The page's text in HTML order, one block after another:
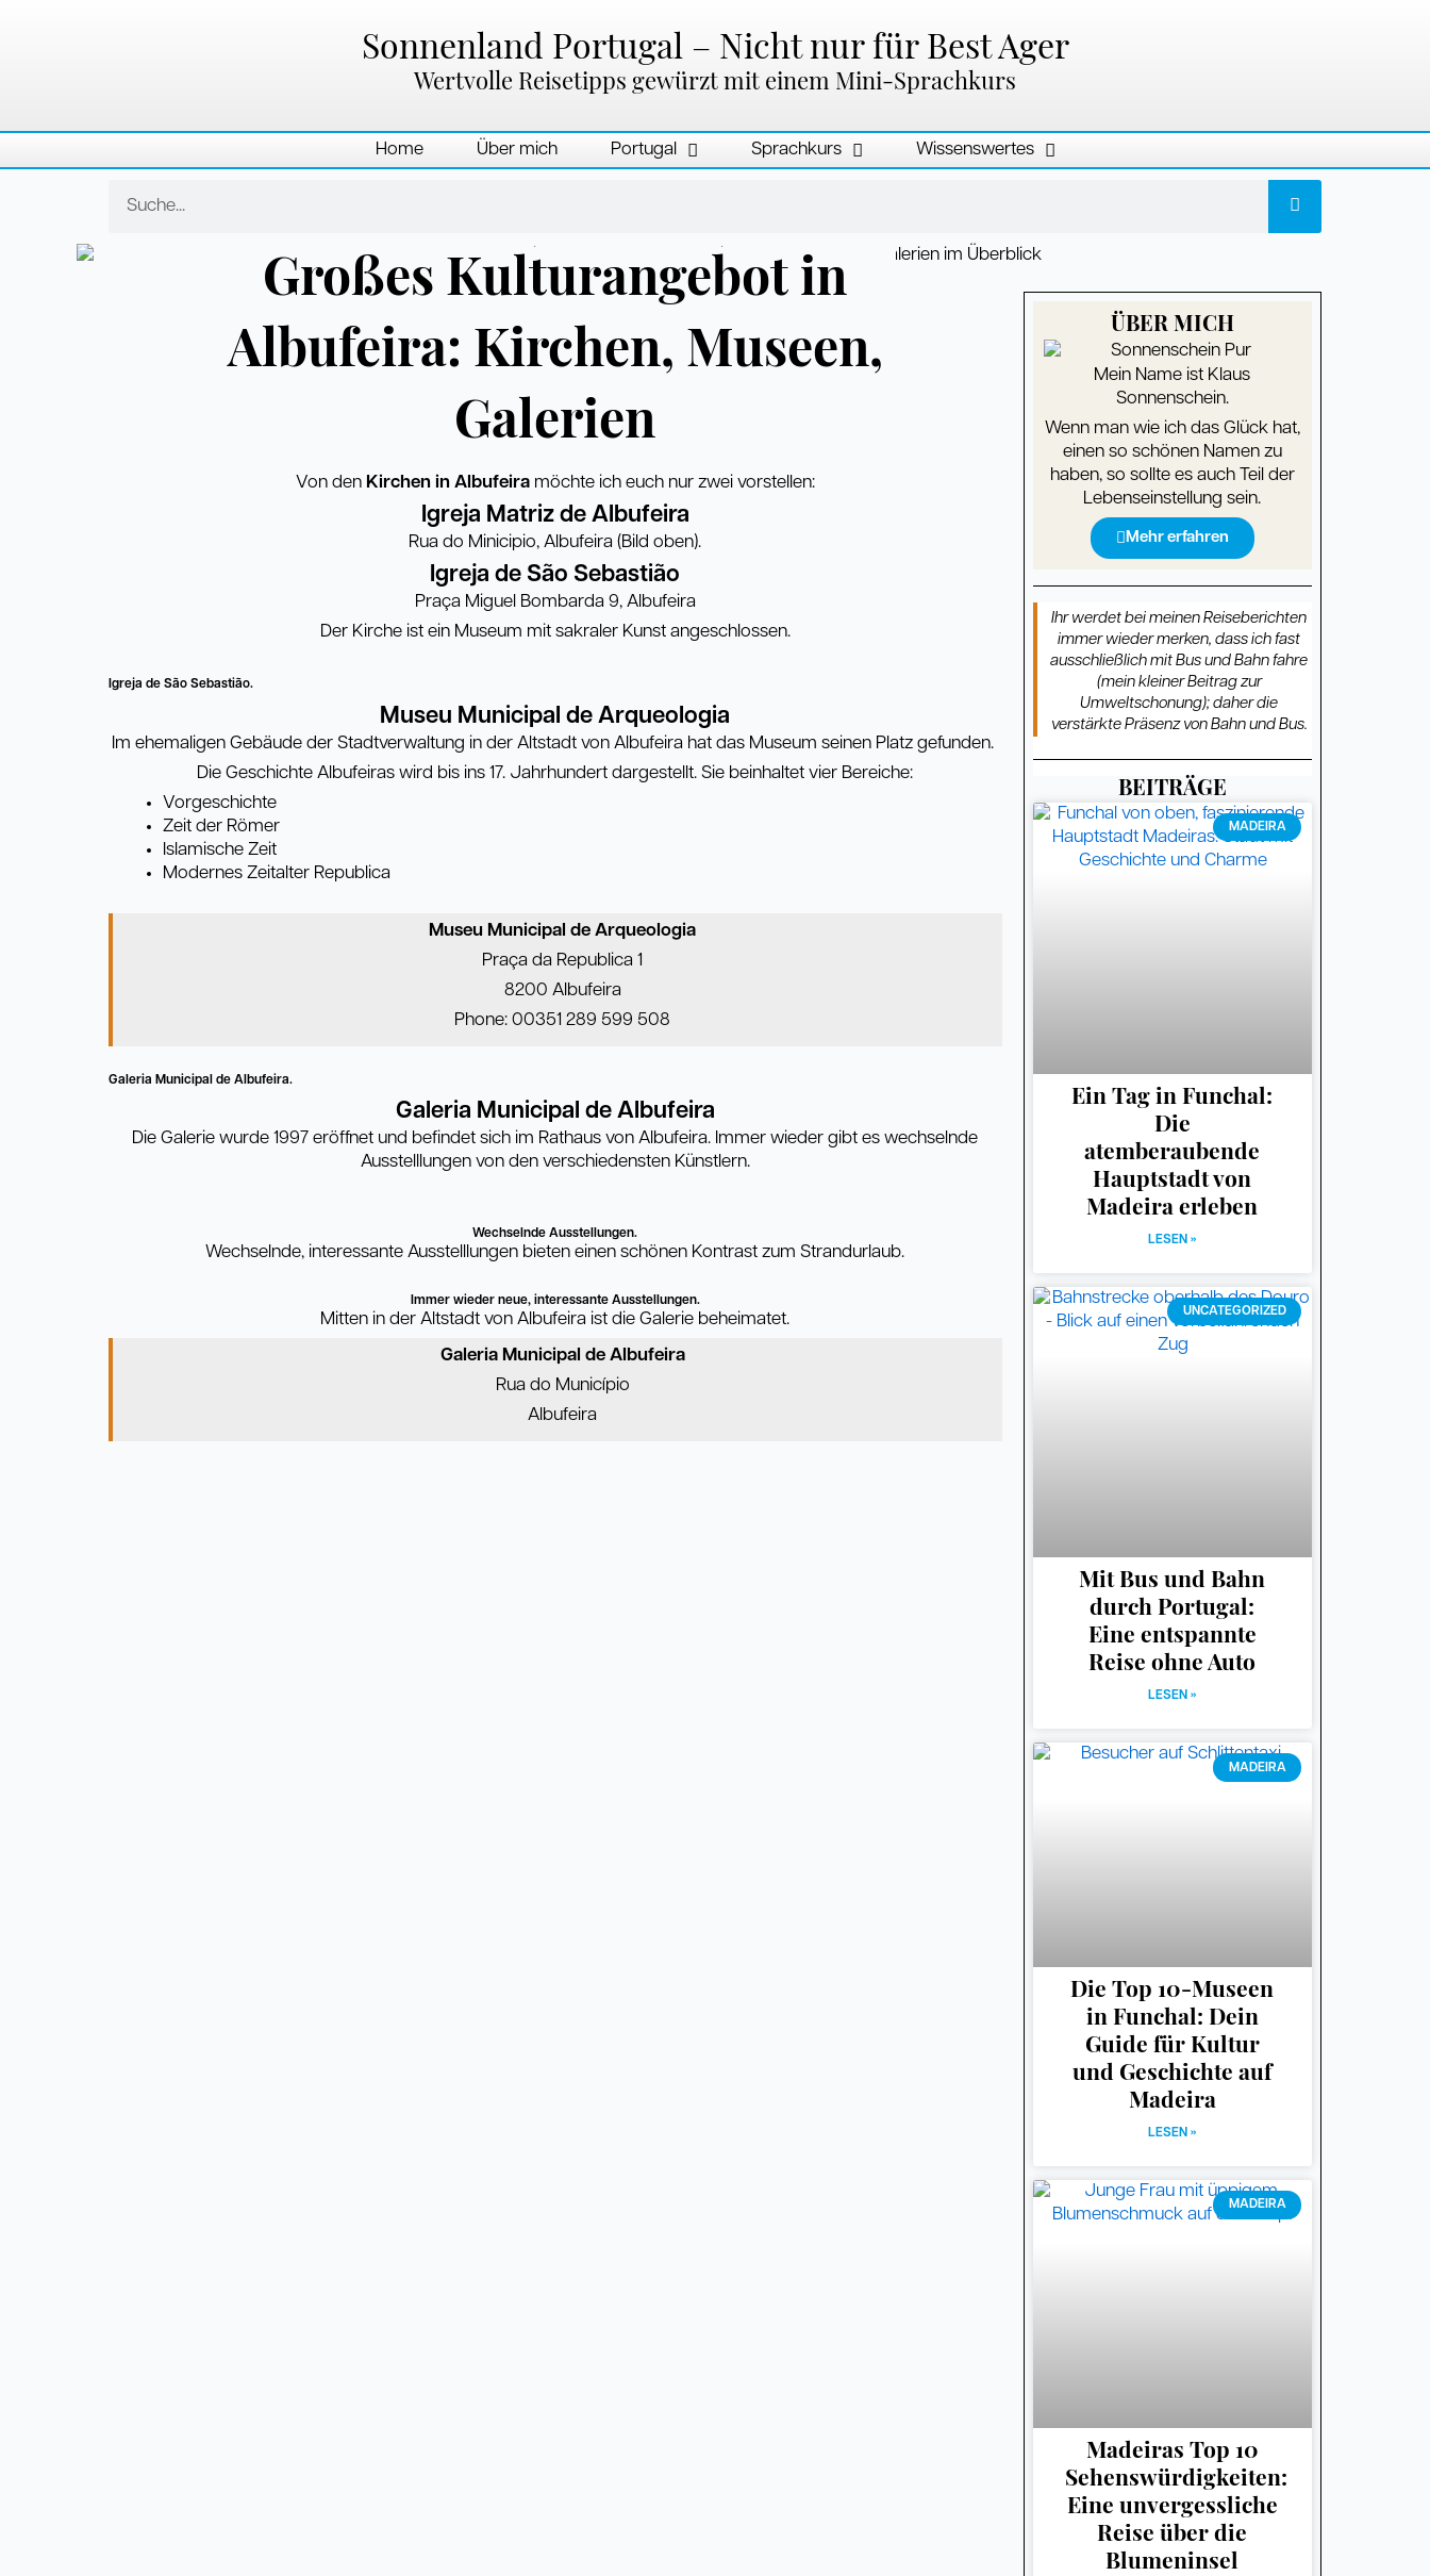
Sonnenland Portugal – Nicht nur für Best Ager
Wertvolle Reisetipps gewürzt mit einem Mini-Sprachkurs
Home Über mich Portugal Sprachkurs Wissenswertes
Großes Kulturangebot in
Albufeira: Kirchen, Museen,
Galerien
Von denKirchen in Albufeira möchte ich euch nur zwei vorstellen:
Igreja Matriz de Albufeira
Rua do Minicipio, Albufeira (Bild oben).
Igreja de São Sebastião
Praça Miguel Bombarda 9, Albufeira
Der Kirche ist ein Museum mit sakraler Kunst angeschlossen.
Igreja de São Sebastião.
Museu Municipal de Arqueologia
Im ehemaligen Gebäude der Stadtverwaltung in der Altstadt von Albufeira hat das Museum seinen Platz gefunden.
Die Geschichte Albufeiras wird bis ins 17. Jahrhundert dargestellt. Sie beinhaltet vier Bereiche:
Vorgeschichte
Zeit der Römer
Islamische Zeit
Modernes Zeitalter Republica
Museu Municipal de Arqueologia
Praça da Republica 1
8200 Albufeira
Phone: 00351 289 599 508
Galeria Municipal de Albufeira.
Galeria Municipal de Albufeira
Die Galerie wurde 1997 eröffnet und befindet sich im Rathaus von Albufeira. Immer wieder gibt es wechselnde
Ausstelllungen von den verschiedensten Künstlern.
Wechselnde Ausstellungen.
Wechselnde, interessante Ausstelllungen bieten einen schönen Kontrast zum Strandurlaub.
Immer wieder neue, interessante Ausstellungen.
Mitten in der Altstadt von Albufeira ist die Galerie beheimatet.
Galeria Municipal de Albufeira
Rua do Município
Albufeira
ÜBER MICH
Mein Name ist Klaus
Sonnenschein.
Wenn man wie ich das Glück hat,
einen so schönen Namen zu
haben, so sollte es auch Teil der
Lebenseinstellung sein.
Mehr erfahren
Ihr werdet bei meinen Reiseberichten
immer wieder merken, dass ich fast
ausschließlich mit Bus und Bahn fahre
(mein kleiner Beitrag zur
Umweltschonung); daher die
verstärkte Präsenz von Bahn und Bus.
BEITRÄGE
MADEIRA
Ein Tag in Funchal:
Die
atemberaubende
Hauptstadt von
Madeira erleben
LESEN »
UNCATEGORIZED
Mit Bus und Bahn
durch Portugal:
Eine entspannte
Reise ohne Auto
LESEN »
MADEIRA
Die Top 10-Museen
in Funchal: Dein
Guide für Kultur
und Geschichte auf
Madeira
LESEN »
MADEIRA
Madeiras Top 10
Sehenswürdigkeiten:
Eine unvergessliche
Reise über die
Blumeninsel
SeiteSeiteSeiteSeiteSeiteSeiteSeiteSeiteSeiteSeite
SeiteSeiteSeiteSeiteSeiteSeiteSeiteSeiteSeite
SeiteSeiteSeite